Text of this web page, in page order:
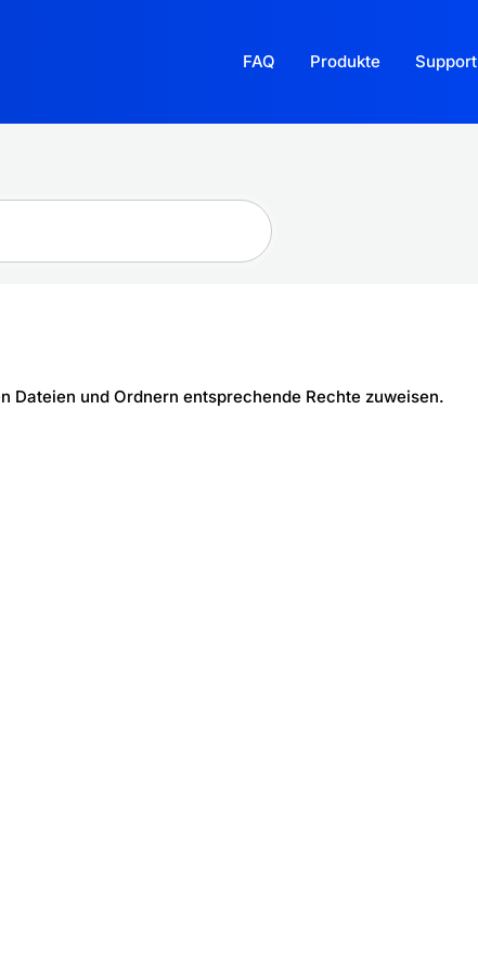
FAQ Produkte Support
Dateien und Ordnern entsprechende Rechte zuweisen.